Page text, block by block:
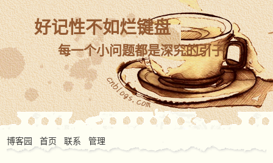
好记性不如烂键盘
每一个小问题都是深究的引子
博客园 首页 联系 管理